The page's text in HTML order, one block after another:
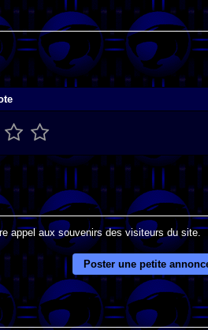
appel aux souvenirs des visiteurs du site.
Poster une petite